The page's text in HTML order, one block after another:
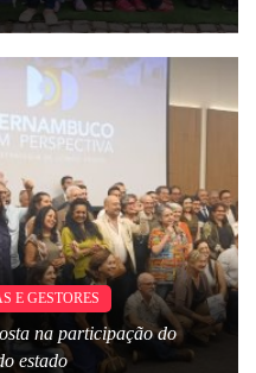
E GESTORES
na participação do
estado